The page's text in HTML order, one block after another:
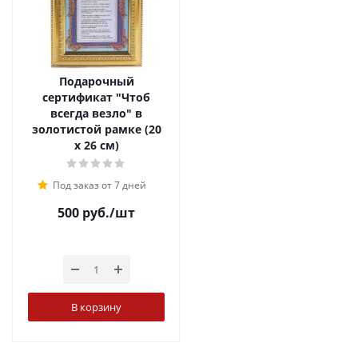
Подарочный
сертификат "Чтоб
всегда везло" в
золотистой рамке (20
х 26 см)
Под заказ от 7 дней
500 руб./шт
В корзину